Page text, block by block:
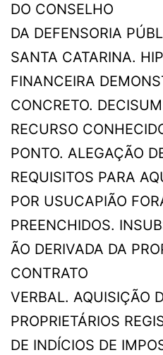
DO CONSELHO
DA DEFENSORIA
SANTA CATARINA.
FINANCEIRA
CONCRETO.
RECURSO
PONTO. ALEGAÇÃO
REQUISITOS PARA
POR USUCAPIÃO
PREENCHIDOS.
ÃO DERIVADA DA
CONTRATO
VERBAL. AQUISIÇÃO
PROPRIETÁRIOS
DE INDÍCIOS DE